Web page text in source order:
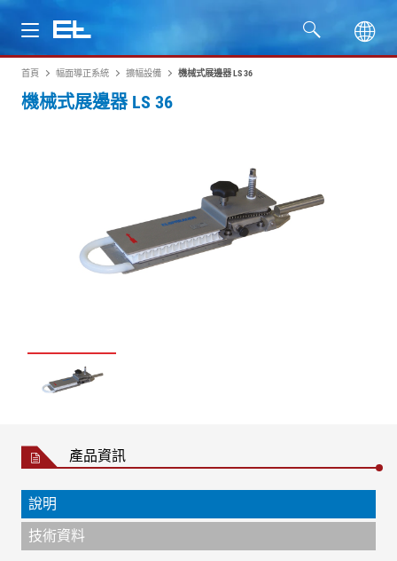
產品
首頁 幅面導正系統 擴幅設備 機械式展邊器 LS 36
機械式展邊器 LS 36
產品資訊
說明
技術資料